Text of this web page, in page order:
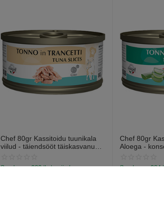
Chef 80gr Kassitoidu tuunikala
viilud - täiendsööt täiskasvanud
Saadavus: 283 tk. tarnija laos
Chef 80gr
Aloega -
Saadavus: 284